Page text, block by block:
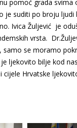
pomoć grada svima
je suditi po broju ljudi
Ivica Žuljević je
vrsta.
se moramo
ljekovito bilje kod
Hrvatske